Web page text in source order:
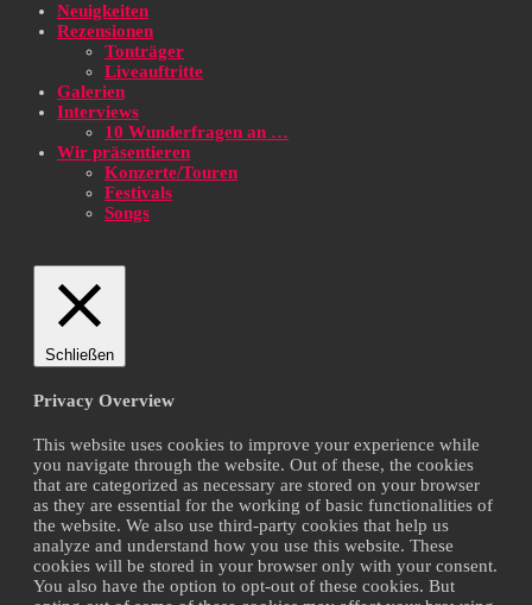
Neuigkeiten
Rezensionen
Tonträger
Liveauftritte
Galerien
Interviews
10 Wunderfragen an …
Wir präsentieren
Konzerte/Touren
Festivals
Songs
Schließen
Privacy Overview
This website uses cookies to improve your experience while
you navigate through the website. Out of these, the cookies
that are categorized as necessary are stored on your browser
as they are essential for the working of basic functionalities of
the website. We also use third-party cookies that help us
analyze and understand how you use this website. These
cookies will be stored in your browser only with your consent.
You also have the option to opt-out of these cookies. But